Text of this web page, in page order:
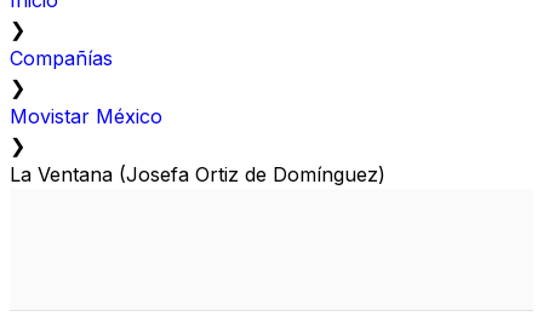
❯
Compañías
❯
Movistar México
❯
La Ventana (Josefa Ortiz de Domínguez)